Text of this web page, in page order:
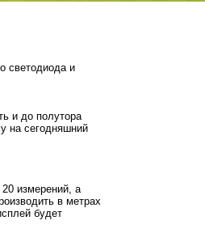
светодиода и
и до полутора
на сегодняшний
измерений, а
в метрах
будет